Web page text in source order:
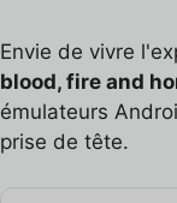
Envie de vivre
blood, fire and
émulateurs
prise de tête.